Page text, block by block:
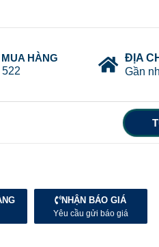
HÀNG
ĐỊA
Gần
NHẬN BÁO GIÁ
Yêu cầu gửi báo giá